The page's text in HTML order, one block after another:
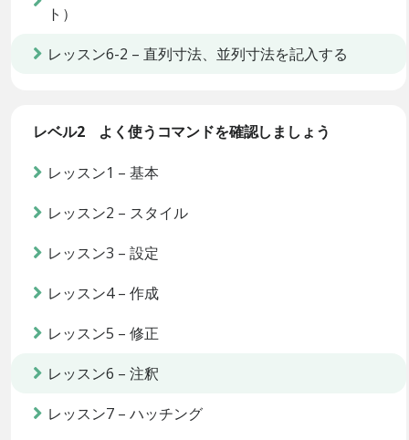
ト）
レッスン6-2 – 直列寸法、並列寸法を記入する
レベル2 よく使うコマンドを確認しましょう
レッスン1 – 基本
レッスン2 – スタイル
レッスン3 – 設定
レッスン4 – 作成
レッスン5 – 修正
レッスン6 – 注釈
レッスン7 – ハッチング